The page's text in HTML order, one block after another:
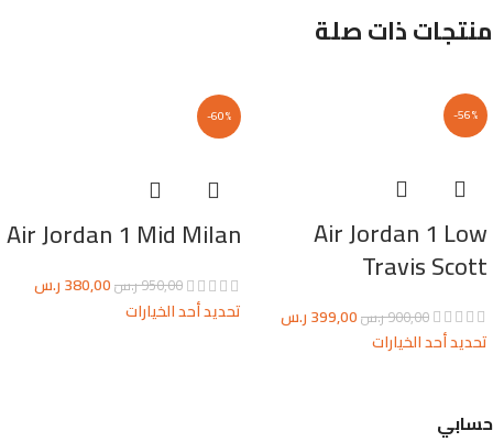
منتجات ذات صلة
-56%
Air Jordan 1 Low
Travis Scott
900,00ر.س399,00ر.س
تحديد أحد الخيارات
-60%
Air Jordan 1 Mid Milan
950,00ر.س380,00ر.س
تحديد أحد الخيارات
حسابي